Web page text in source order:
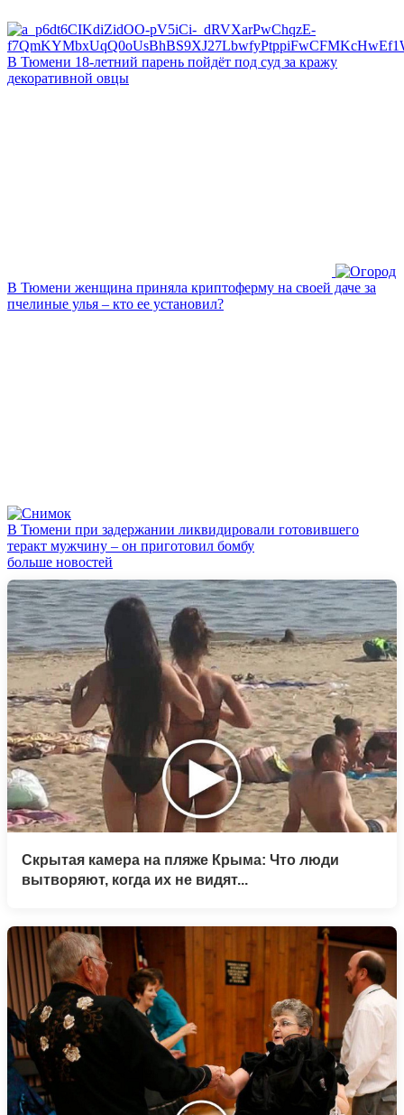
В Тюмени 18‑летний парень пойдёт под суд за кражу
декоративной овцы
В Тюмени женщина приняла криптоферму на своей даче за
пчелиные улья – кто ее установил?
В Тюмени при задержании ликвидировали готовившего
теракт мужчину – он приготовил бомбу
больше новостей
Скрытая камера на пляже Крыма: Что люди
вытворяют, когда их не видят...